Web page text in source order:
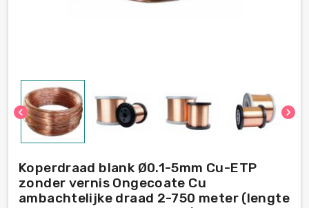
chevron_left chevron_right
Koperdraad blank Ø0.1-5mm Cu-ETP
zonder vernis Ongecoate Cu
ambachtelijke draad 2-750 meter (lengte